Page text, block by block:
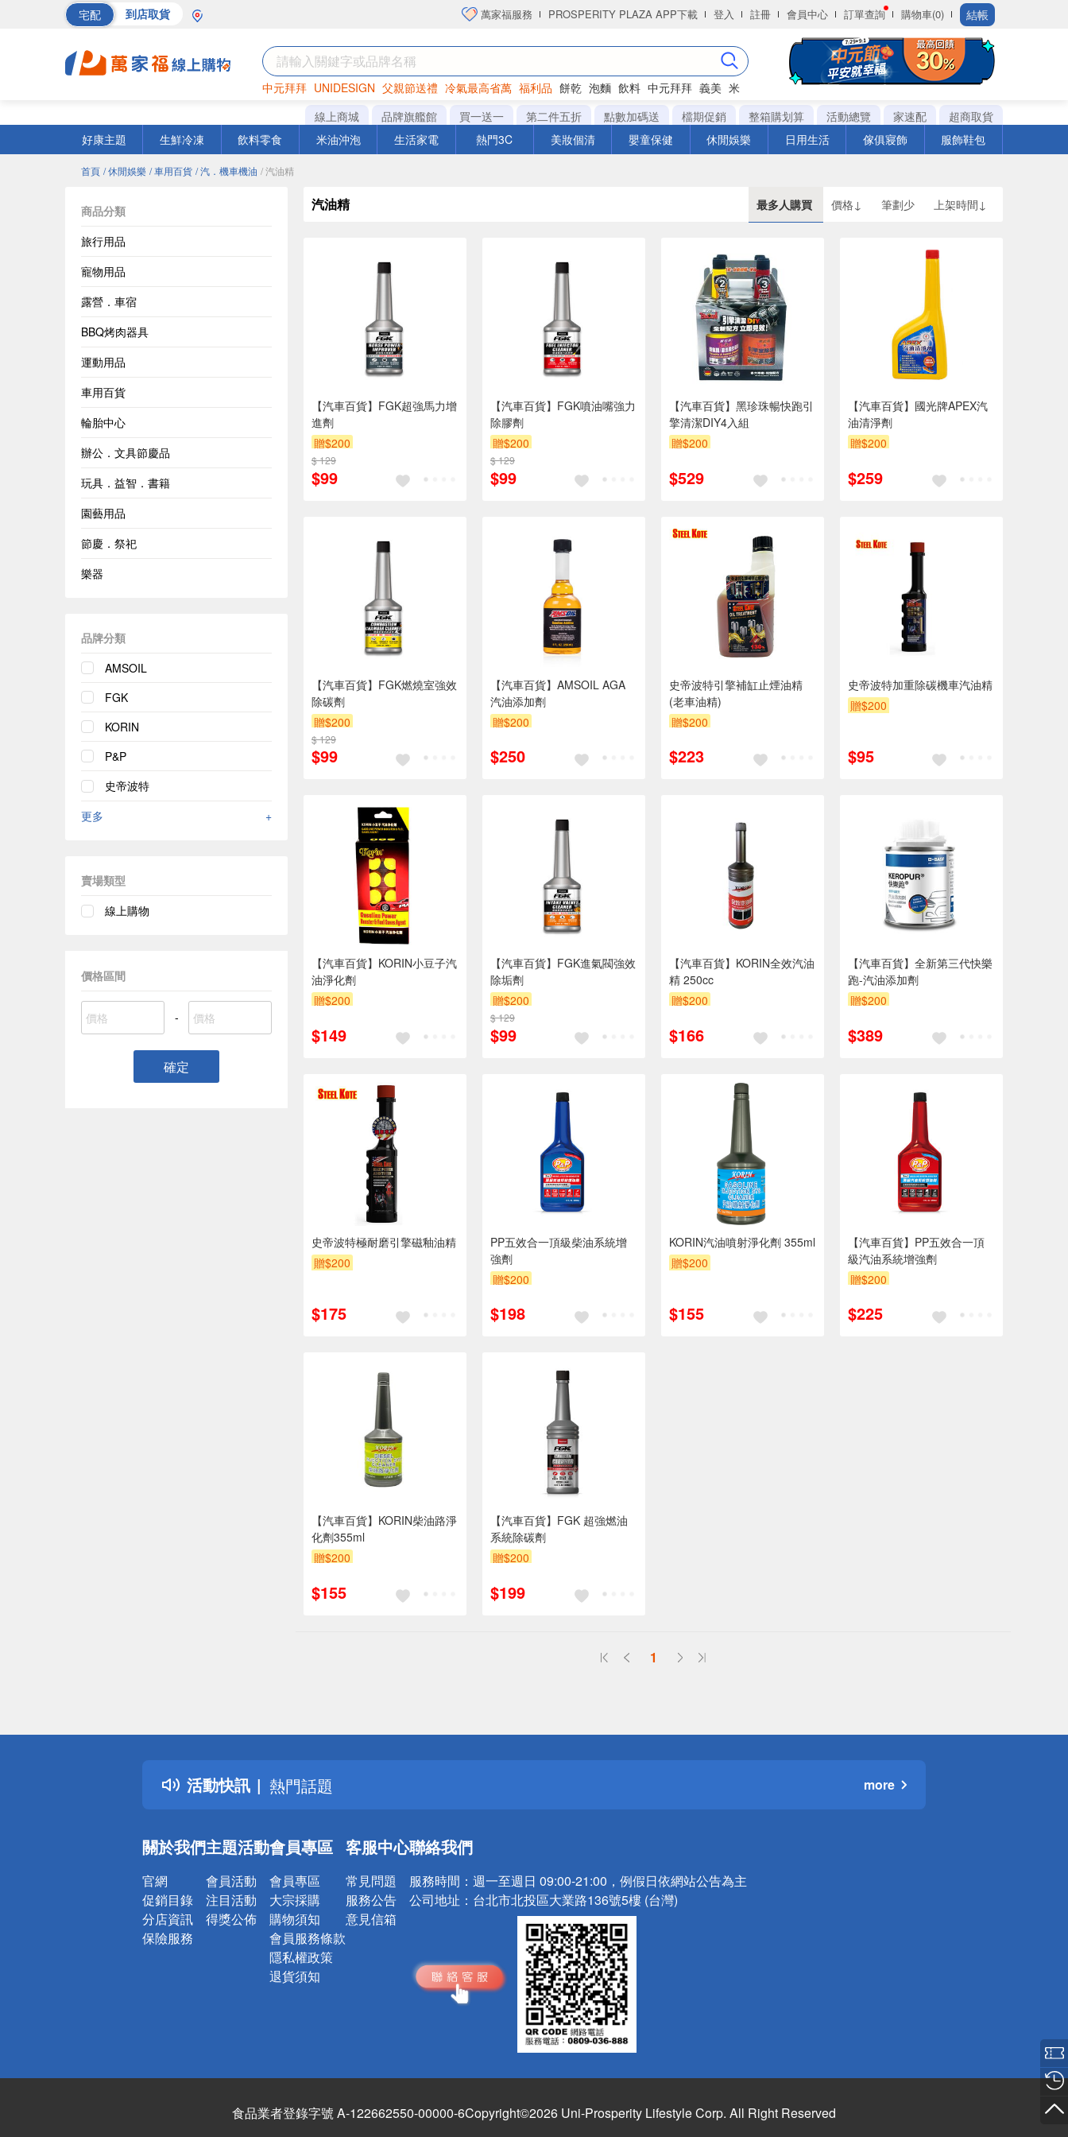
宅配 到店取貨 萬家福服務 PROSPERITY PLAZA APP下載 登入 註冊 會員中心 訂單查詢 購物車(0) 結帳
中元拜拜 UNIDESIGN 父親節送禮 冷氣最高省萬 福利品 餅乾 泡麵 飲料 中元拜拜 義美 米
罐頭 海苔 洋芋片
線上商城 品牌旗艦館 買一送一 第二件五折 點數加碼送 檔期促銷 整箱購划算 活動總覽 家速配
超商取貨
好康主題
生鮮冷凍 飲料零食 米油沖泡 生活家電 熱門3C 美妝個清 嬰童保健 休閒娛樂 日用生活 傢俱寢飾 服飾鞋包
首頁 / 休閒娛樂 / 車用百貨 / 汽．機車機油 / 汽油精
商品分類
旅行用品
寵物用品
露營．車宿
BBQ烤肉器具
運動用品
車用百貨
輪胎中心
辦公．文具節慶品
玩具．益智．書籍
園藝用品
節慶．祭祀
樂器
品牌分類
AMSOIL
FGK
KORIN
P&P
史帝波特
更多
+
賣場類型
線上購物
價格區間
-
確定
汽油精 最多人購買 價格↓ 筆劃少 上架時間↓
【汽車百貨】FGK超強馬力增
進劑
贈$200
$ 129
$99
【汽車百貨】FGK噴油嘴強力
除膠劑
贈$200
$ 129
$99
【汽車百貨】黑珍珠暢快跑引
擎清潔DIY4入組
贈$200
$529
【汽車百貨】國光牌APEX汽
油清淨劑
贈$200
$259
【汽車百貨】FGK燃燒室強效
除碳劑
贈$200
$ 129
$99
【汽車百貨】AMSOIL AGA
汽油添加劑
贈$200
$250
史帝波特引擎補缸止煙油精
(老車油精)
贈$200
$223
史帝波特加重除碳機車汽油精
贈$200
$95
【汽車百貨】KORIN小豆子汽
油淨化劑
贈$200
$149
【汽車百貨】FGK進氣閥強效
除垢劑
贈$200
$ 129
$99
【汽車百貨】KORIN全效汽油
精 250cc
贈$200
$166
【汽車百貨】全新第三代快樂
跑-汽油添加劑
贈$200
$389
史帝波特極耐磨引擎磁釉油精
贈$200
$175
PP五效合一頂級柴油系統增
強劑
贈$200
$198
KORIN汽油噴射淨化劑 355ml
贈$200
$155
【汽車百貨】PP五效合一頂
級汽油系統增強劑
贈$200
$225
【汽車百貨】KORIN柴油路淨
化劑355ml
贈$200
$155
【汽車百貨】FGK 超強燃油
系統除碳劑
贈$200
$199
1
活動快訊
詐騙網頁！請小心！
得獎公告
熱門話題
銀行優惠
詐騙網頁！請小心！
more
關於我們
官網
促銷目錄
分店資訊
保險服務
主題活動
會員活動
注目活動
得獎公佈
會員專區
會員專區
大宗採購
購物須知
會員服務條款
隱私權政策
退貨須知
客服中心
常見問題
服務公告
意見信箱
聯絡我們
服務時間： 週一至週日 09:00-21:00，例假日依網站公告為主
公司地址： 台北市北投區大業路136號5樓 (台灣)
食品業者登錄字號 A-122662550-00000-6Copyright©2026 Uni-Prosperity Lifestyle Corp. All Right Reserved